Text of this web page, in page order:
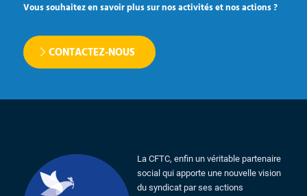
Vous souhaitez en savoir plus sur nos activités et nos actions ?
CONTACTEZ-NOUS
La CFTC, enfin un véritable partenaire
social qui apporte une nouvelle vision
du syndicat par ses actions